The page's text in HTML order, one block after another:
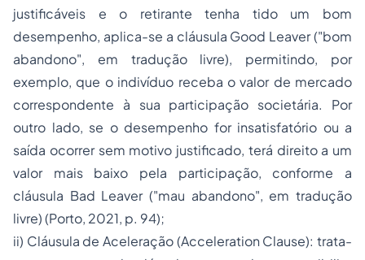
justificáveis e o retirante tenha tido um bom
desempenho, aplica-se a cláusula Good Leaver("bom
abandono", em tradução livre), permitindo, por
exemplo, que o indivíduo receba o valor de mercado
correspondente à sua participação societária. Por
outro lado, se o desempenho for insatisfatório ou a
saída ocorrer sem motivo justificado, terá direito a um
valor mais baixo pela participação, conforme a
cláusula Bad Leaver("mau abandono", em tradução
livre) (Porto, 2021, p. 94);
ii) Cláusula de Aceleração (Acceleration Clause): trata-